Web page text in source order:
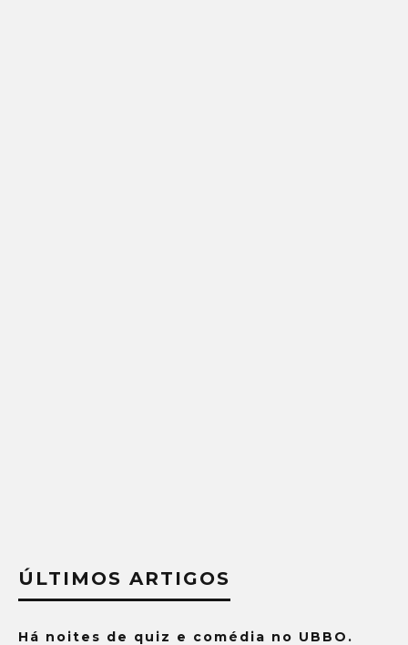
ÚLTIMOS ARTIGOS
Há noites de quiz e comédia no UBBO.